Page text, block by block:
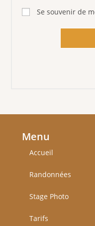
Se souvenir de
Menu
Accueil
Randonnées
Stage Photo
Tarifs